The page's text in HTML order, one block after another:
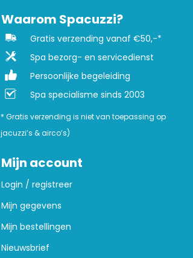
Waarom Spacuzzi?
Gratis verzending vanaf €50,-*
Spa bezorg- en servicedienst
Persoonlijke begeleiding
Spa specialisme sinds 2003
* Gratis verzending is niet van toepassing op
jacuzzi’s & airco’s)
Mijn account
Login / registreer
Mijn gegevens
Mijn bestellingen
Nieuwsbrief